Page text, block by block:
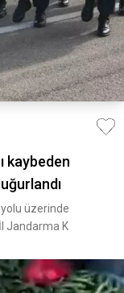
kaybeden
üzerinde
Jandarma K